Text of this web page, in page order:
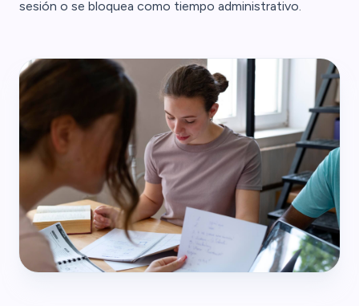
sesión o se bloquea como tiempo administrativo.